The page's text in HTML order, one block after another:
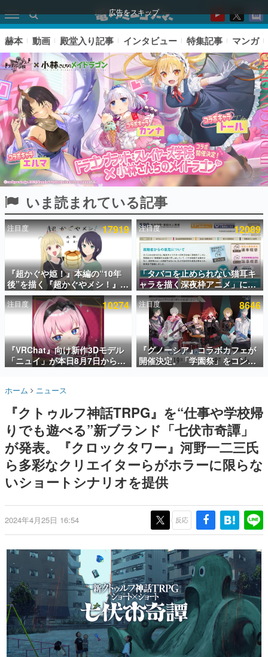
広告をスキップ
ピックアップ
電ファミのいま読まれている記事ランキング
アプリセール情報
インタビュー
連載・特集一覧
殿堂入り記事
SNS拡散数が数千以上！ ページビュー数万以上！ などな
ど。多くの人々に読まれた、電ファミ渾身の“殿堂入り”記
事をまとめました。
名作ゲームクリエイターの方々に製作時のエピソードをお
きます。
赫本
この物語を解いてはいけない。『赫本』は、〈試験問題〉
の形をした短編ホラー小説集です。
新世代に訊く
これからのデジタルゲーム市場を担う若きクリエイター達
ゲーム世代の作家たち
ゲームに多大な影響を受けた作家さんに取材し、ゲームが
画です。
日本モバイルゲーム産業史
日本のモバイルゲーム史における主要なトピック・タイト
ルを網羅するほか、開発者へのインタビューや識者による
解説を掲載。約20年の歴史が一望できる決定版！
若ゲのいたり〜ゲームクリエイターの青春〜
『うつヌケ』『ペンと箸』等で知られるマンガ家・田中圭
一先生によるゲーム業界レポートマンガです。
赫本 動画 殿堂入り記事 インタビュー 特集記事 マンガ
いま読まれている記事
注目度 17919
『超かぐや姫！』本編の“10年
後”を描く『超かぐやメシ！』
Web連載決定。新たなWebマン
ガレーベル「ビビビコミック」
にて特別話が掲載スタート、あ
のお話には…まだ続きがある！
注目度 12089
「タバコを止められない猫耳キ
ャラを描く深夜枠アニメ」に視
聴者の一部から批判意見。違法
薬物の使用と思しき描写も含め
て、BPOが議論を交わす
注目度 10274
『VRChat』向け新作3Dモデル
「ニュイ」が本日8月7日から
BOOTHにて発売。瞳に光る星
わいい
注目度 8646
『グノーシア』コラボカフェが
開催決定。「学園祭」をコンセ
プトに、模擬店やセツやSQ、ラ
ホーム ニュース
『クトゥルフ神話TRPG』を“仕事や学校帰
りでも遊べる”新ブランド「七伏市奇譚」
が発表。『クロックタワー』河野一二三氏
ら多彩なクリエイターらがホラーに限らな
いショートシナリオを提供
2024年4月25日 16:54 反応